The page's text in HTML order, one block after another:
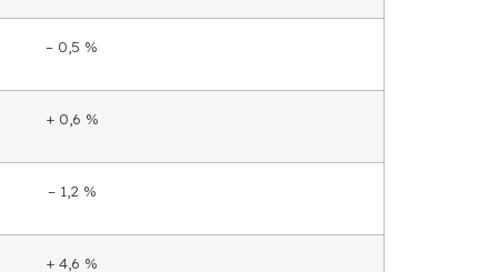
– 0,5 %
+ 0,6 %
– 1,2 %
+ 4,6 %